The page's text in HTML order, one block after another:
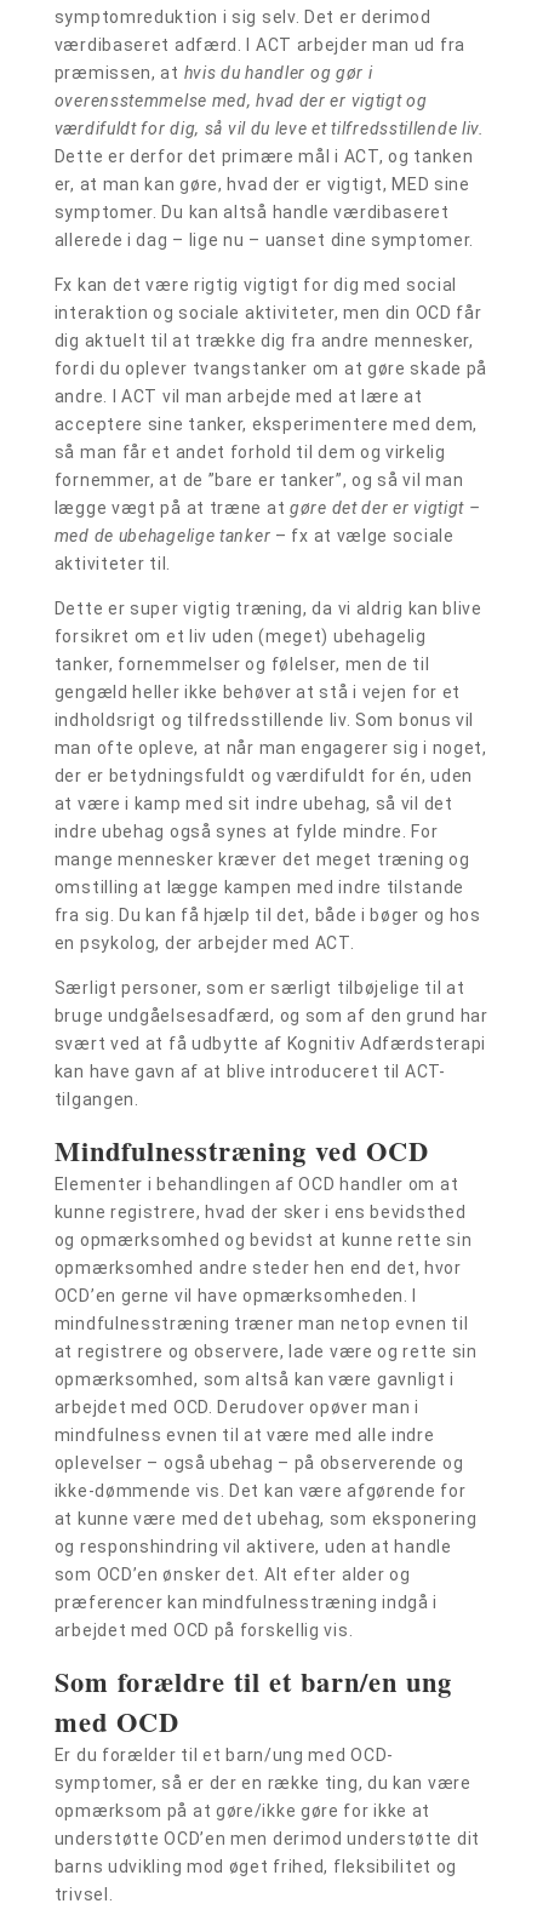
symptomreduktion i sig selv. Det er derimod
værdibaseret adfærd. I ACT arbejder man ud fra
præmissen, at hvis du handler og gør i
overensstemmelse med, hvad der er vigtigt og
værdifuldt for dig, så vil du leve et tilfredsstillende liv.
Dette er derfor det primære mål i ACT, og tanken
er, at man kan gøre, hvad der er vigtigt, MED sine
symptomer. Du kan altså handle værdibaseret
allerede i dag – lige nu – uanset dine symptomer.
Fx kan det være rigtig vigtigt for dig med social
interaktion og sociale aktiviteter, men din OCD får
dig aktuelt til at trække dig fra andre mennesker,
fordi du oplever tvangstanker om at gøre skade på
andre. I ACT vil man arbejde med at lære at
acceptere sine tanker, eksperimentere med dem,
så man får et andet forhold til dem og virkelig
fornemmer, at de ”bare er tanker”, og så vil man
lægge vægt på at træne at gøre det der er vigtigt –
med de ubehagelige tanker – fx at vælge sociale
aktiviteter til.
Dette er super vigtig træning, da vi aldrig kan blive
forsikret om et liv uden (meget) ubehagelig
tanker, fornemmelser og følelser, men de til
gengæld heller ikke behøver at stå i vejen for et
indholdsrigt og tilfredsstillende liv. Som bonus vil
man ofte opleve, at når man engagerer sig i noget,
der er betydningsfuldt og værdifuldt for én, uden
at være i kamp med sit indre ubehag, så vil det
indre ubehag også synes at fylde mindre. For
mange mennesker kræver det meget træning og
omstilling at lægge kampen med indre tilstande
fra sig. Du kan få hjælp til det, både i bøger og hos
en psykolog, der arbejder med ACT.
Særligt personer, som er særligt tilbøjelige til at
bruge undgåelsesadfærd, og som af den grund har
svært ved at få udbytte af Kognitiv Adfærdsterapi
kan have gavn af at blive introduceret til ACT-
tilgangen.
Mindfulnesstræning ved OCD
Elementer i behandlingen af OCD handler om at
kunne registrere, hvad der sker i ens bevidsthed
og opmærksomhed og bevidst at kunne rette sin
opmærksomhed andre steder hen end det, hvor
OCD’en gerne vil have opmærksomheden. I
mindfulnesstræning træner man netop evnen til
at registrere og observere, lade være og rette sin
opmærksomhed, som altså kan være gavnligt i
arbejdet med OCD. Derudover opøver man i
mindfulness evnen til at være med alle indre
oplevelser – også ubehag – på observerende og
ikke-dømmende vis. Det kan være afgørende for
at kunne være med det ubehag, som eksponering
og responshindring vil aktivere, uden at handle
som OCD’en ønsker det. Alt efter alder og
præferencer kan mindfulnesstræning indgå i
arbejdet med OCD på forskellig vis.
Som forældre til et barn/en ung
med OCD
Er du forælder til et barn/ung med OCD-
symptomer, så er der en række ting, du kan være
opmærksom på at gøre/ikke gøre for ikke at
understøtte OCD’en men derimod understøtte dit
barns udvikling mod øget frihed, fleksibilitet og
trivsel.